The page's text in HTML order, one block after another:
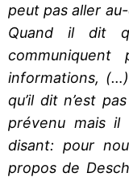
peut pas aller
Quand il dit
informations,
qu’il dit n’est
prévenu mais
disant: pour
propos de